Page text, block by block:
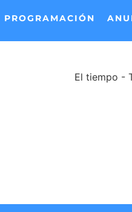
PROGRAMACIÓN
El tiempo -